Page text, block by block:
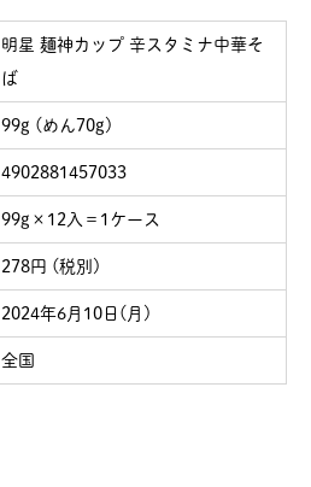
明星 麺神カップ 辛スタミナ中華そ
ば
99g (めん70g)
4902881457033
99g×12入＝1ケース
278円 (税別)
2024年6月10日(月)
全国